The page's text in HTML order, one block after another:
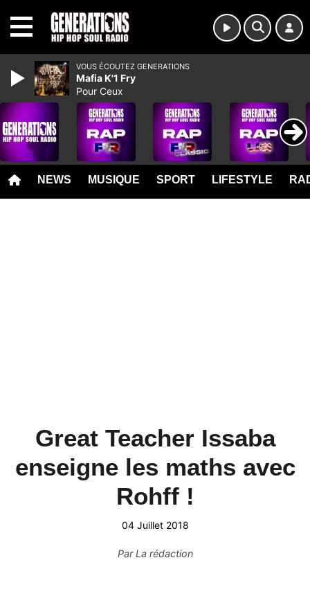
NEWS MUSIQUE SPORT LIFESTYLE
Great Teacher Issaba
enseigne les maths avec
Rohff !
04 Juillet 2018
ParLa rédaction
VOUS ÉCOUTEZ GENERATIONS
Mafia K'1 Fry
Pour Ceux